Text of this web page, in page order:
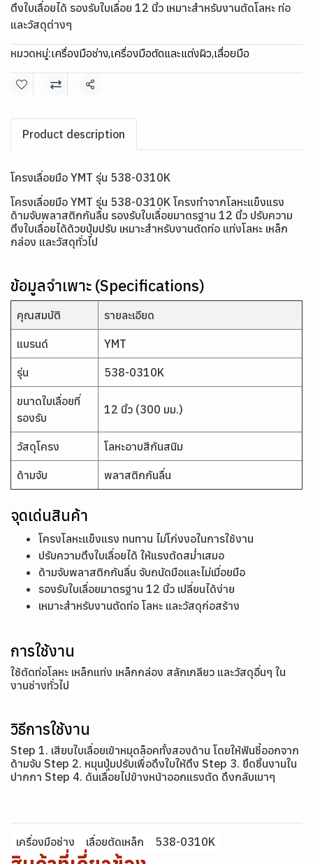
ตึงใบเลื่อยได้ รองรับใบเลื่อย 12 นิ้ว เหมาะสำหรับงานตัดโลหะ ท่อ
และวัสดุต่างๆ
หมวดหมู่:เครื่องมือช่าง,เครื่องมือตัดและแต่งผิว,เลื่อยมือ
แชร์
Product description
โครงเลื่อยมือ YMT รุ่น 538-0310K
โครงเลื่อยมือ YMT รุ่น 538-0310K โครงทำจากโลหะแข็งแรง
ด้ามจับพลาสติกกันลื่น รองรับใบเลื่อยมาตรฐาน 12 นิ้ว ปรับความ
ตึงใบเลื่อยได้ด้วยปุ่มปรับ เหมาะสำหรับงานตัดท่อ แท่งโลหะ เหล็ก
กล่อง และวัสดุทั่วไป
ข้อมูลจำเพาะ (Specifications)
คุณสมบัติ รายละเอียด
แบรนด์ YMT
รุ่น 538-0310K
ขนาดใบเลื่อยที่
รองรับ
12 นิ้ว (300 มม.)
วัสดุโครง โลหะอาบสีกันสนิม
ด้ามจับ พลาสติกกันลื่น
จุดเด่นสินค้า
โครงโลหะแข็งแรง ทนทาน ไม่โก่งงอในการใช้งาน
ปรับความตึงใบเลื่อยได้ ให้แรงตัดสม่ำเสมอ
ด้ามจับพลาสติกกันลื่น จับถนัดมือและไม่เมื่อยมือ
รองรับใบเลื่อยมาตรฐาน 12 นิ้ว เปลี่ยนได้ง่าย
เหมาะสำหรับงานตัดท่อ โลหะ และวัสดุก่อสร้าง
การใช้งาน
ใช้ตัดท่อโลหะ เหล็กแท่ง เหล็กกล่อง สลักเกลียว และวัสดุอื่นๆ ใน
งานช่างทั่วไป
วิธีการใช้งาน
Step 1. เสียบใบเลื่อยเข้าหมุดล็อคทั้งสองด้าน โดยให้ฟันชี้ออกจาก
ด้ามจับ Step 2. หมุนปุ่มปรับเพื่อดึงใบให้ตึง Step 3. ยึดชิ้นงานใน
ปากกา Step 4. ดันเลื่อยไปข้างหน้าออกแรงตัด ดึงกลับเบาๆ
เครื่องมือช่าง เลื่อยตัดเหล็ก 538-0310K